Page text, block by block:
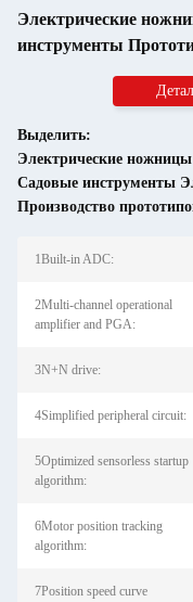
Электрические
инструменты
Выделить:
Электрические
Садовые инструменты
Производство
1Built-in ADC:
2Multi-channel operational
amplifier and PGA:
3N+N drive:
4Simplified peripheral circuit:
5Optimized sensorless startup
algorithm:
6Motor position tracking
algorithm:
7Position speed curve